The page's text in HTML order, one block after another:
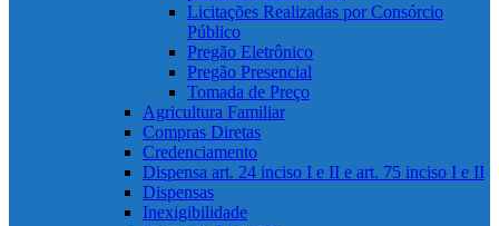
Licitações Realizadas por Consórcio
Público
Pregão Eletrônico
Pregão Presencial
Tomada de Preço
Agricultura Familiar
Compras Diretas
Credenciamento
Dispensa art. 24 inciso I e II e art. 75 inciso I e II
Dispensas
Inexigibilidade